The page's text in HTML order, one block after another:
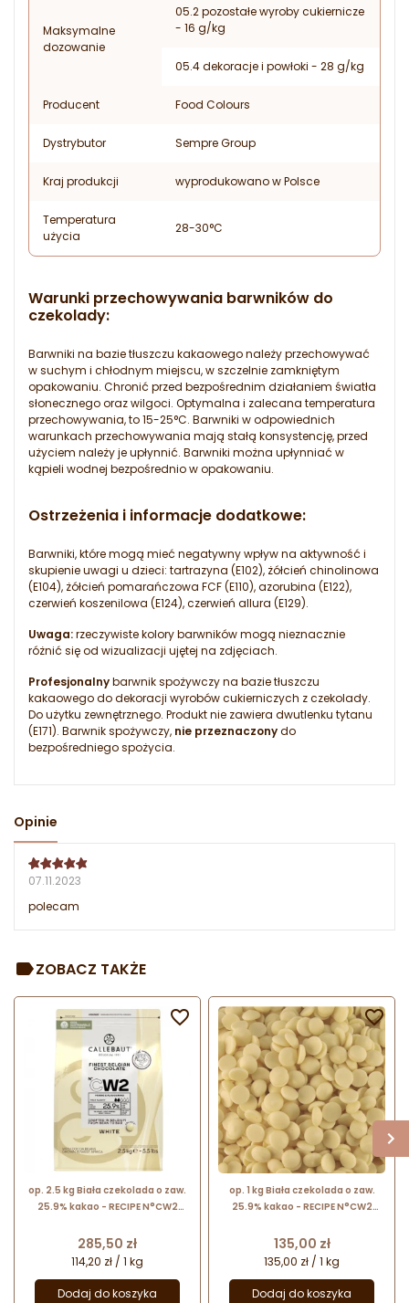
Maksymalne
dozowanie
05.2 pozostałe wyroby cukiernicze
- 16 g/kg
05.4 dekoracje i powłoki - 28 g/kg
Producent Food Colours
Dystrybutor Sempre Group
Kraj produkcji wyprodukowano w Polsce
Temperatura
użycia
28-30°C
Warunki przechowywania barwników do
czekolady:
Barwniki na bazie tłuszczu kakaowego należy przechowywać
w suchym i chłodnym miejscu, w szczelnie zamkniętym
opakowaniu. Chronić przed bezpośrednim działaniem światła
słonecznego oraz wilgoci. Optymalna i zalecana temperatura
przechowywania, to 15-25°C. Barwniki w odpowiednich
warunkach przechowywania mają stałą konsystencję, przed
użyciem należy je upłynnić. Barwniki można upłynniać w
kąpieli wodnej bezpośrednio w opakowaniu.
Ostrzeżenia i informacje dodatkowe:
Barwniki, które mogą mieć negatywny wpływ na aktywność i
skupienie uwagi u dzieci: tartrazyna (E102), żółcień chinolinowa
(E104), żółcień pomarańczowa FCF (E110), azorubina (E122),
czerwień koszenilowa (E124), czerwień allura (E129).
Uwaga:rzeczywiste kolory barwników mogą nieznacznie
różnić się od wizualizacji ujętej na zdjęciach.
Profesjonalnybarwnik spożywczy na bazie tłuszczu
kakaowego do dekoracji wyrobów cukierniczych z czekolady.
Do użytku zewnętrznego. Produkt nie zawiera dwutlenku tytanu
(E171). Barwnik spożywczy, nie przeznaczonydo
bezpośredniego spożycia.
Opinie
07.11.2023
polecam
ZOBACZ TAKŻE
op. 2.5 kg Biała czekolada o zaw.
25.9% kakao - RECIPE N°CW2
U71
Cena
285,50 zł
114,20 zł / 1 kg
Dodaj do koszyka

op. 1 kg Biała czekolada o zaw.
25.9% kakao - RECIPE N°CW2
cukiernicza w kaletkach
Cena
135,00 zł
135,00 zł / 1 kg
Dodaj do koszyka
